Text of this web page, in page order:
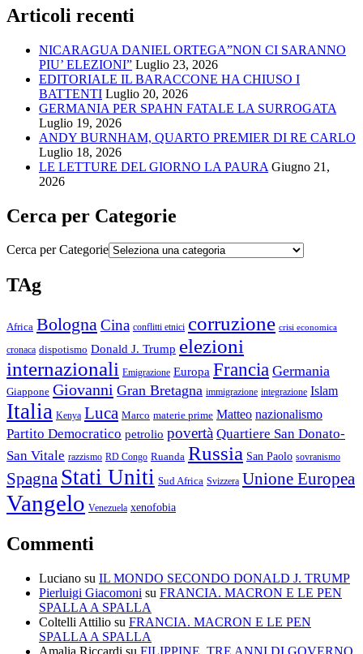
Articoli recenti
NICARAGUA DANIEL ORTEGA”NON CI SARANNO
PIU’ ELEZIONI” Luglio 23, 2026
EDITORIALE IL BARACCONE HA CHIUSO I
BATTENTI Luglio 20, 2026
GERMANIA PER SPAHN FATALE LA SURROGATA
Luglio 19, 2026
ANDY BURNHAM, QUARTO PREMIER DI RE CARLO
Luglio 18, 2026
LE LETTURE DEL GIORNO LA PAURA Giugno 21,
2026
Cerca per Categorie
Cerca per Categorie
TAg
Africa BolognaCina conflitti etnici corruzione crisi economica
cronaca dispotismo Donald J. Trump elezioni
internazionali
Emigrazione Europa Francia Germania
Giappone Giovanni Gran Bretagna immigrazione integrazione Islam
Italia Kenya Luca Marco materie prime Matteo nazionalismo
Partito Democratico petrolio povertà Quartiere San Donato-
San Vitale razzismo RD Congo Ruanda Russia San Paolo sovranismo
Spagna Stati Uniti Sud Africa Svizzera Unione Europea
Vangelo Venezuela xenofobia
Commenti
Luciano su IL MONDO SECONDO DONALD J. TRUMP
Pierluigi Giacomoni su FRANCIA. MACRON E LE PEN
SPALLA A SPALLA
Coltelli Attilio su FRANCIA. MACRON E LE PEN
SPALLA A SPALLA
Amalia Riccardi su FILIPPINE. TRE ANNI DI GOVERNO